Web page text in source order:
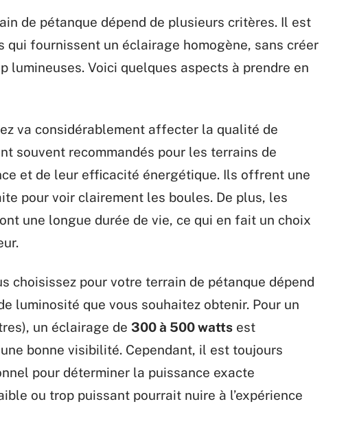
de pétanque dépend de plusieurs critères. Il est
qui fournissent un éclairage homogène, sans créer
lumineuses. Voici quelques aspects à prendre en
va considérablement affecter la qualité de
souvent recommandés pour les terrains de
et de leur efficacité énergétique. Ils offrent une
pour voir clairement les boules. De plus, les
une longue durée de vie, ce qui en fait un choix
choisissez pour votre terrain de pétanque dépend
luminosité que vous souhaitez obtenir. Pour un
un éclairage de 300 à 500 watts est
bonne visibilité. Cependant, il est toujours
pour déterminer la puissance exacte
ou trop puissant pourrait nuire à l’expérience